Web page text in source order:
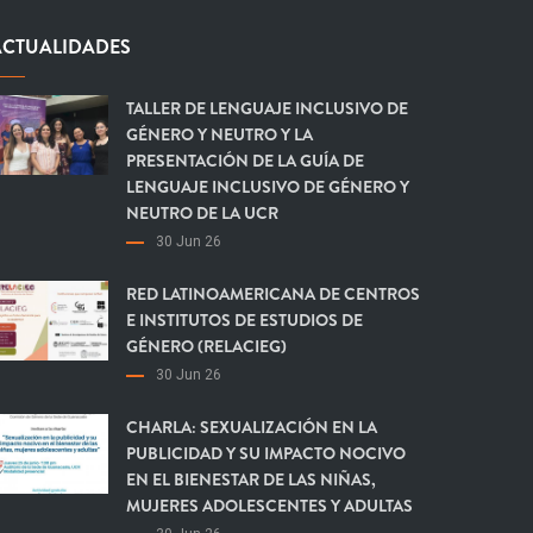
TALLER DE LENGUAJE INCLUSIVO DE
GÉNERO Y NEUTRO Y LA
PRESENTACIÓN DE LA GUÍA DE
LENGUAJE INCLUSIVO DE GÉNERO Y
NEUTRO DE LA UCR
30 Jun 26
RED LATINOAMERICANA DE CENTROS
E INSTITUTOS DE ESTUDIOS DE
GÉNERO (RELACIEG)
30 Jun 26
CHARLA: SEXUALIZACIÓN EN LA
PUBLICIDAD Y SU IMPACTO NOCIVO
EN EL BIENESTAR DE LAS NIÑAS,
MUJERES ADOLESCENTES Y ADULTAS